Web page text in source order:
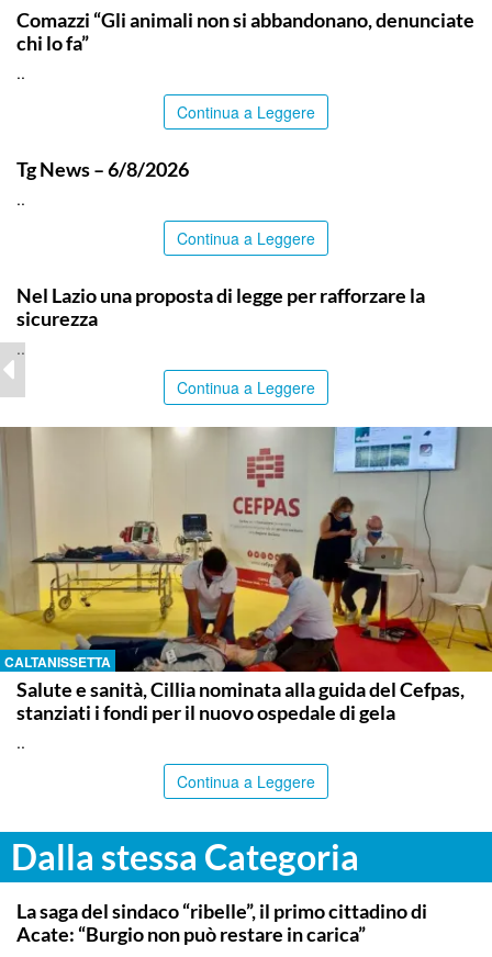
Comazzi “Gli animali non si abbandonano, denunciate
chi lo fa”
..
Continua a Leggere
Tg News – 6/8/2026
..
Continua a Leggere
Nel Lazio una proposta di legge per rafforzare la
sicurezza
..
Continua a Leggere
CALTANISSETTA
Salute e sanità, Cillia nominata alla guida del Cefpas,
stanziati i fondi per il nuovo ospedale di gela
..
Continua a Leggere
Dalla stessa Categoria
CATANIA
La saga del sindaco “ribelle”, il primo cittadino di
Acate: “Burgio non può restare in carica”